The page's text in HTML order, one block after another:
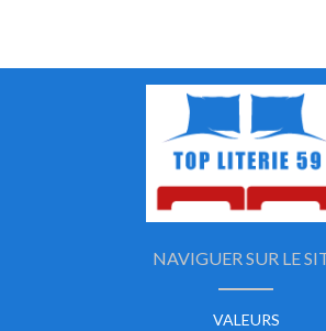
NAVIGUER SUR LE
VALEURS